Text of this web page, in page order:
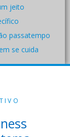
jeito
passatempo
se cuida